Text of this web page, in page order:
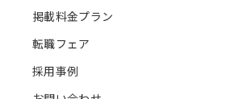
掲載料金プラン
転職フェア
採用事例